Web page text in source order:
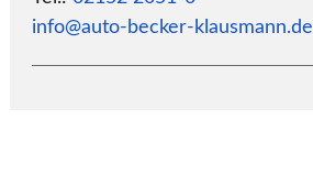
info@auto-becker-klausmann.de